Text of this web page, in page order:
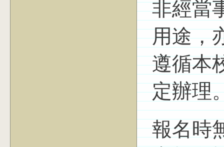
非經當
用途，
遵循本
定辦理
報名時